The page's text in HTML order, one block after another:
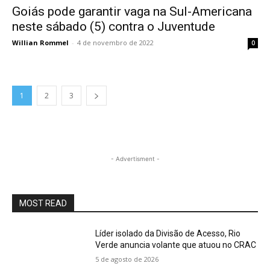
Goiás pode garantir vaga na Sul-Americana
neste sábado (5) contra o Juventude
Willian Rommel - 4 de novembro de 2022 0
1 2 3
- Advertisment -
MOST READ
Líder isolado da Divisão de Acesso, Rio
Verde anuncia volante que atuou no CRAC
5 de agosto de 2026